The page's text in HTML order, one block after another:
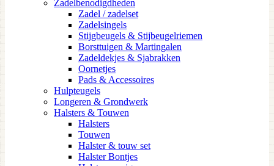
Zadelbenodigdheden
Zadel / zadelset
Zadelsingels
Stijgbeugels & Stijbeugelriemen
Borsttuigen & Martingalen
Zadeldekjes & Sjabrakken
Oornetjes
Pads & Accessoires
Hulpteugels
Longeren & Grondwerk
Halsters & Touwen
Halsters
Touwen
Halster & touw set
Halster Bontjes